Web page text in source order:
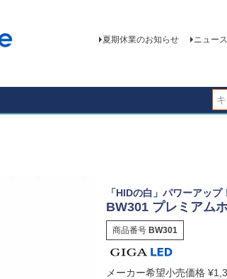
夏期休業のお知らせ ニュース
「HIDの白」パワーアップ
BW301 プレミアム
商品番号 BW301
メーカー希望小売価格 ¥